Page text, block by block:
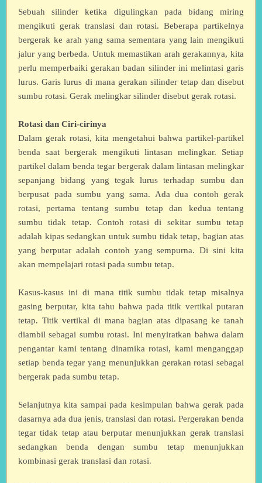
Sebuah silinder ketika digulingkan pada bidang miring
mengikuti gerak translasi dan rotasi. Beberapa partikelnya
bergerak ke arah yang sama sementara yang lain mengikuti
jalur yang berbeda. Untuk memastikan arah gerakannya, kita
perlu memperbaiki gerakan badan silinder ini melintasi garis
lurus. Garis lurus di mana gerakan silinder tetap dan disebut
sumbu rotasi. Gerak melingkar silinder disebut gerak rotasi.
Rotasi dan Ciri-cirinya
Dalam gerak rotasi, kita mengetahui bahwa partikel-partikel
benda saat bergerak mengikuti lintasan melingkar. Setiap
partikel dalam benda tegar bergerak dalam lintasan melingkar
sepanjang bidang yang tegak lurus terhadap sumbu dan
berpusat pada sumbu yang sama. Ada dua contoh gerak
rotasi, pertama tentang sumbu tetap dan kedua tentang
sumbu tidak tetap. Contoh rotasi di sekitar sumbu tetap
adalah kipas sedangkan untuk sumbu tidak tetap, bagian atas
yang berputar adalah contoh yang sempurna. Di sini kita
akan mempelajari rotasi pada sumbu tetap.
Kasus-kasus ini di mana titik sumbu tidak tetap misalnya
gasing berputar, kita tahu bahwa pada titik vertikal putaran
tetap. Titik vertikal di mana bagian atas dipasang ke tanah
diambil sebagai sumbu rotasi. Ini menyiratkan bahwa dalam
pengantar kami tentang dinamika rotasi, kami menganggap
setiap benda tegar yang menunjukkan gerakan rotasi sebagai
bergerak pada sumbu tetap.
Selanjutnya kita sampai pada kesimpulan bahwa gerak pada
dasarnya ada dua jenis, translasi dan rotasi. Pergerakan benda
tegar tidak tetap atau berputar menunjukkan gerak translasi
sedangkan benda dengan sumbu tetap menunjukkan
kombinasi gerak translasi dan rotasi.